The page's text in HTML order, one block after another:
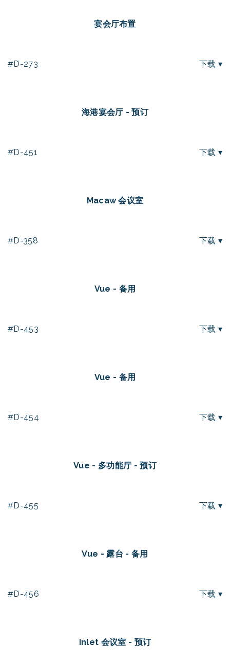
宴会厅布置
#D-273 下载 ▾
海港宴会厅 - 预订
#D-451 下载 ▾
Macaw 会议室
#D-358 下载 ▾
Vue - 备用
#D-453 下载 ▾
Vue - 备用
#D-454 下载 ▾
Vue - 多功能厅 - 预订
#D-455 下载 ▾
Vue - 露台 - 备用
#D-456 下载 ▾
Inlet 会议室 - 预订